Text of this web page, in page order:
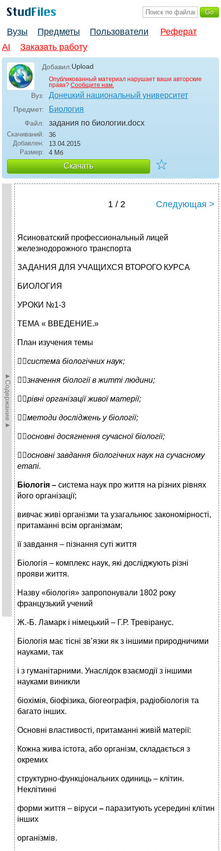
Вузы Предметы Пользователи
Реферат
AI
Заказать работу
Добавил:Upload
Опубликованный материал нарушает ваши авторские
права? Сообщите нам.
Вуз: Донецкий национальный университет
Предмет: Биология
Файл: задания по биологии.docx
Скачиваний:
36
Добавлен:
13.04.2015
Размер:
4 Мб
Скачать ☆
►Содержание►
1 / 2 Следующая >
Ясиноватский профессиональный лицей
железнодорожного транспорта
ЗАДАНИЯ ДЛЯ УЧАЩИХСЯ ВТОРОГО КУРСА
БИОЛОГИЯ
УРОКИ №1-3
ТЕМА « ВВЕДЕНИЕ.»
План изучения темы
система біологічних наук;
значення біології в житті людини;
рівні організації живої матерії;
методи досліджень у біології;
основні досягнення сучасної біології;
основні завдання біологічних наук на сучасному
етапі.
Біологія – система наук про життя на різних рівнях
його організації;
вивчає живі організми та узагальнює закономірності,
притаманні всім організмам;
її завдання – пізнання суті життя
Біологія – комплекс наук, які досліджують різні
прояви життя.
Назву «біологія» запропонували 1802 року
французький учений
Ж.-Б. Ламарк і німецький – Г.Р. Тревіранус.
Біологія має тісні зв’язки як з іншими природничими
науками, так
і з гуманітарними. Унаслідок взаємодії з іншими
науками виникли
біохімія, біофізика, біогеографія, радіобіологія та
багато інших.
Основні властивості, притаманні живій матерії:
Кожна жива істота, або організм, складається з
окремих
структурно-функціональних одиниць – клітин.
Неклітинні
форми життя – віруси – паразитують усередині клітин
інших
організмів.